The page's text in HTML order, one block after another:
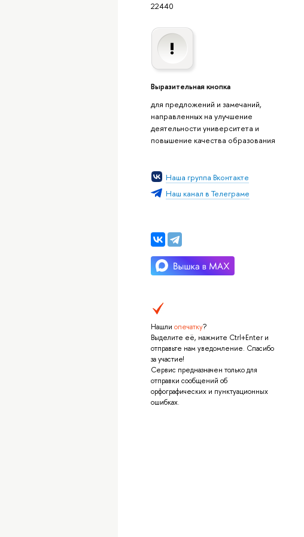
22440
Выразительная кнопка
для предложений и замечаний,
направленных на улучшение
деятельности университета и
повышение качества образования
Наша группа Вконтакте
Наш канал в Телеграме
Нашли опечатку?
Выделите её, нажмите Ctrl+Enter и
отправьте нам уведомление. Спасибо
за участие!
Сервис предназначен только для
отправки сообщений об
орфографических и пунктуационных
ошибках.